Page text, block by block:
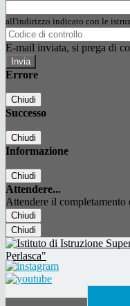
all'indirizzo indicato con le
E-mail inviata, si prega di
Errore
Chiudi
Successo
Chiudi
Informazione
Chiudi
Attendere...
Attendere il completamento
Chiudi
Chiudi